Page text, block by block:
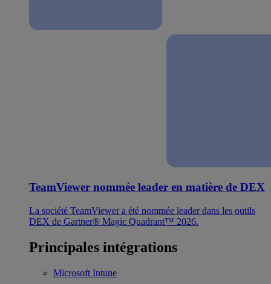
TeamViewer nommée leader en matière de DEX
La société TeamViewer a été nommée leader dans les outils
DEX de Gartner® Magic Quadrant™ 2026.
Principales intégrations
Microsoft Intune